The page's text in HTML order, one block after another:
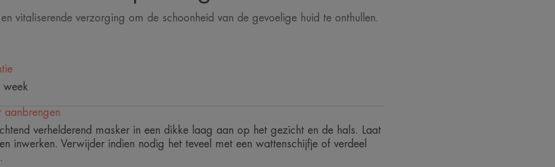
• VERZACHT dankzij de eigenschappen van het Thermaal Water van Avène.
en vitaliserende verzorging om de schoonheid van de gevoelige huid te onthullen.
week
aanbrengen
verhelderend masker in een dikke laag aan op het gezicht en de hals. Laat
inwerken. Verwijder indien nodig het teveel met een wattenschijfje of verdeel